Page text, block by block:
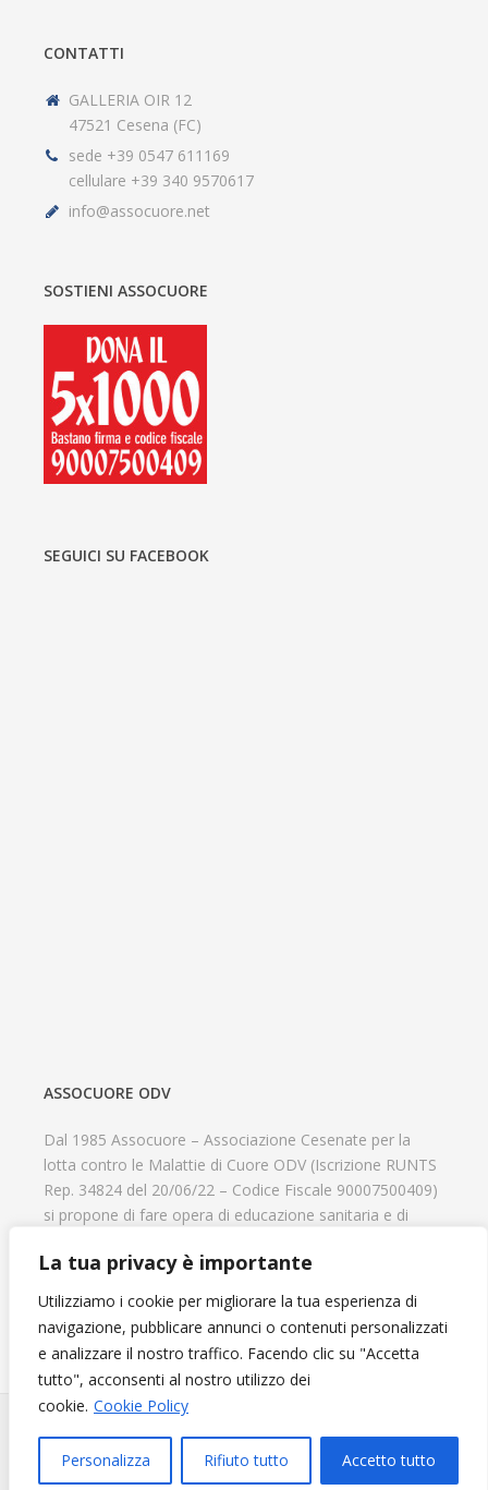
La tua privacy è importante
Utilizziamo i cookie per migliorare la tua esperienza di
navigazione, pubblicare annunci o contenuti personalizzati
e analizzare il nostro traffico. Facendo clic su "Accetta
tutto", acconsenti al nostro utilizzo dei
cookie. Cookie Policy
Personalizza Rifiuto tutto Accetto tutto
CONTATTI
GALLERIA OIR 12
47521 Cesena (FC)
sede +39 0547 611169
cellulare +39 340 9570617
info@assocuore.net
SOSTIENI ASSOCUORE
SEGUICI SU FACEBOOK
ASSOCUORE ODV
Dal 1985 Assocuore – Associazione Cesenate per la
lotta contro le Malattie di Cuore ODV (Iscrizione RUNTS
Rep. 34824 del 20/06/22 – Codice Fiscale 90007500409)
si propone di fare opera di educazione sanitaria e di
psicofisico di tutti coloro che hanno un problema
cardiologico e di aiutare il progresso delle strutture
Diventa Socio e sostieni l'Associazione
Web